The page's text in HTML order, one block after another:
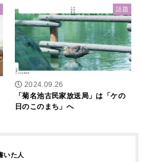
話題
2024.09.26
「菊名池古民家放送局」は「ケの
日のこのまち」へ